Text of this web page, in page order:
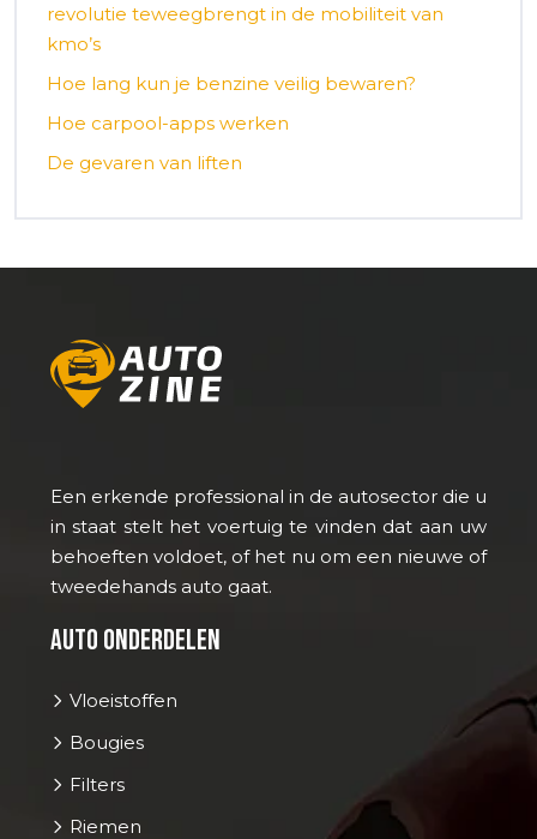
revolutie teweegbrengt in de mobiliteit van
kmo’s
Hoe lang kun je benzine veilig bewaren?
Hoe carpool-apps werken
De gevaren van liften
Een erkende professional in de autosector die u
in staat stelt het voertuig te vinden dat aan uw
behoeften voldoet, of het nu om een nieuwe of
tweedehands auto gaat.
Auto onderdelen
Vloeistoffen
Bougies
Filters
Riemen